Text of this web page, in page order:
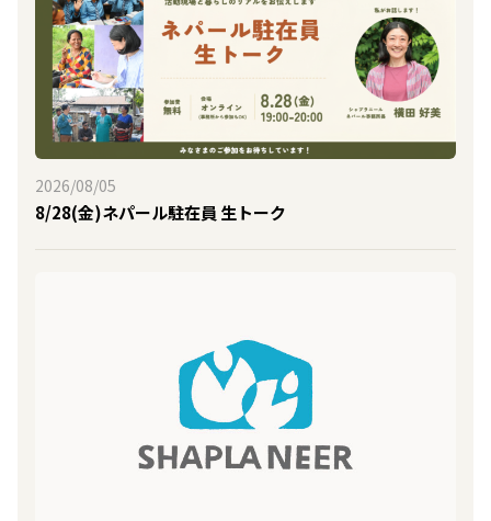
2026/08/05
8/28(金)ネパール駐在員 生トーク